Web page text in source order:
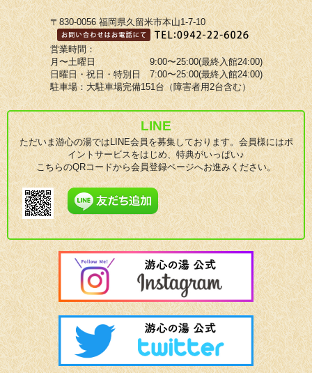
〒830-0056 福岡県久留米市本山1-7-10
営業時間：
月〜土曜日 9:00〜25:00(最終入館24:00)
日曜日・祝日・特別日 7:00〜25:00(最終入館24:00)
駐車場：大駐車場完備151台（障害者用2台含む）
LINE
ただいま游心の湯ではLINE会員を募集しております。会員様にはポ
イントサービスをはじめ、特典がいっぱい♪
こちらのQRコードから会員登録ページへお進みください。